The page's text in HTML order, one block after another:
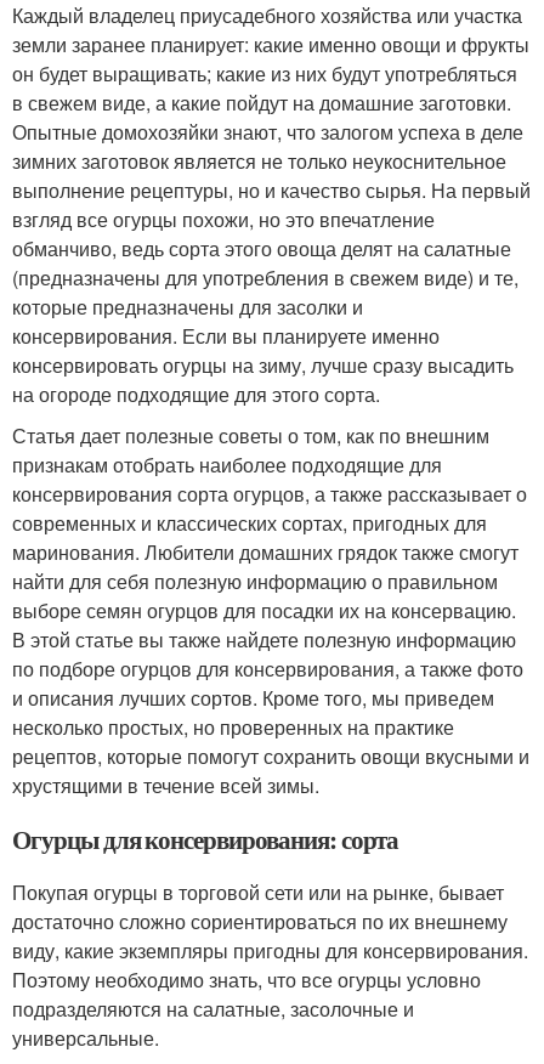
Каждый владелец приусадебного хозяйства или участка
земли заранее планирует: какие именно овощи и фрукты
он будет выращивать; какие из них будут употребляться
в свежем виде, а какие пойдут на домашние заготовки.
Опытные домохозяйки знают, что залогом успеха в деле
зимних заготовок является не только неукоснительное
выполнение рецептуры, но и качество сырья. На первый
взгляд все огурцы похожи, но это впечатление
обманчиво, ведь сорта этого овоща делят на салатные
(предназначены для употребления в свежем виде) и те,
которые предназначены для засолки и
консервирования. Если вы планируете именно
консервировать огурцы на зиму, лучше сразу высадить
на огороде подходящие для этого сорта.
Статья дает полезные советы о том, как по внешним
признакам отобрать наиболее подходящие для
консервирования сорта огурцов, а также рассказывает о
современных и классических сортах, пригодных для
маринования. Любители домашних грядок также смогут
найти для себя полезную информацию о правильном
выборе семян огурцов для посадки их на консервацию.
В этой статье вы также найдете полезную информацию
по подборе огурцов для консервирования, а также фото
и описания лучших сортов. Кроме того, мы приведем
несколько простых, но проверенных на практике
рецептов, которые помогут сохранить овощи вкусными и
хрустящими в течение всей зимы.
Огурцы для консервирования: сорта
Покупая огурцы в торговой сети или на рынке, бывает
достаточно сложно сориентироваться по их внешнему
виду, какие экземпляры пригодны для консервирования.
Поэтому необходимо знать, что все огурцы условно
подразделяются на салатные, засолочные и
универсальные.